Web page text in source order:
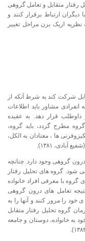
طریق روش تحلیل رفتار متقابل و تعامل گروهی
ارتباط برقرار کنند و
نظریه اریک برن مراحل تغییر
شرکت کند به شرط آنکه از
مشاور باید اطلاعات
قرار دهد. به عقیده
مطرح گردد، باید گروه،
ها ، معتادان به الکل،
۱۳۸۱).
گروهی وجود دارد. چنانچه
شود. گروه های تحلیل رفتار
با معرفی افراد خانواده
تعامل های درون گروهی
را مرور کنند و آنها را به
گروه تحلیل رفتار متقابل
به خانواده، دوستان و جامعه